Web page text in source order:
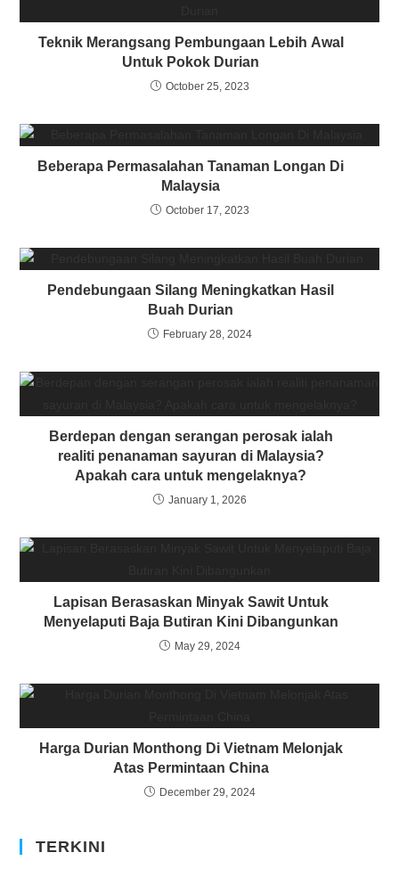
Teknik Merangsang Pembungaan Lebih Awal
Untuk Pokok Durian
October 25, 2023
Beberapa Permasalahan Tanaman Longan Di
Malaysia
October 17, 2023
Pendebungaan Silang Meningkatkan Hasil
Buah Durian
February 28, 2024
Berdepan dengan serangan perosak ialah
realiti penanaman sayuran di Malaysia?
Apakah cara untuk mengelaknya?
January 1, 2026
Lapisan Berasaskan Minyak Sawit Untuk
Menyelaputi Baja Butiran Kini Dibangunkan
May 29, 2024
Harga Durian Monthong Di Vietnam Melonjak
Atas Permintaan China
December 29, 2024
TERKINI